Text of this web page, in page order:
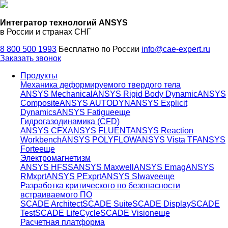
Интегратор технологий ANSYS
в России и странах СНГ
8 800 500 1993 Бесплатно по России info@cae-expert.ru
Заказать звонок
Продукты
Механика деформируемого твердого тела
ANSYS Mechanical ANSYS Rigid Body DynamicANSYS
CompositeANSYS AUTODYNANSYS Explicit
DynamicsANSYS Fatigueеще
Гидрогазодинамика (CFD)
ANSYS CFXANSYS FLUENTANSYS Reaction
WorkbenchANSYS POLYFLOWANSYS Vista TFANSYS
Forteеще
Электромагнетизм
ANSYS HFSSANSYS Maxwell ANSYS EmagANSYS
RMxprtANSYS PExprtANSYS SIwaveеще
Разработка критического по безопасности
встраиваемого ПО
SCADE ArchitectSCADE SuiteSCADE DisplaySCADE
TestSCADE LifeCycleSCADE Visionеще
Расчетная платформа